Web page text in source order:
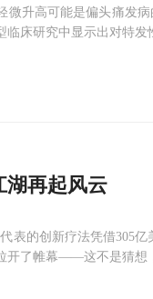
微升高可能是偏头痛发
床研究中显示出对特发
湖再起风云
表的创新疗法凭借305
开了帷幕——这不是猜想